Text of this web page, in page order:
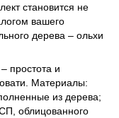
становится не
вашего
дерева – ольхи
простота и
Материалы:
из дерева;
облицованного